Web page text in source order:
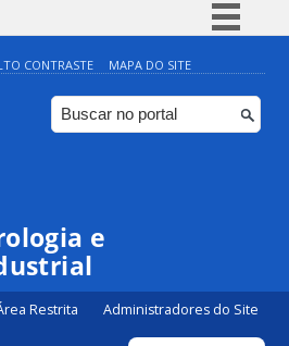
Simplifique!
Comunica BR
Participe
CONTRASTE MAPA DO SITE
e
Restrita Administradores do Site